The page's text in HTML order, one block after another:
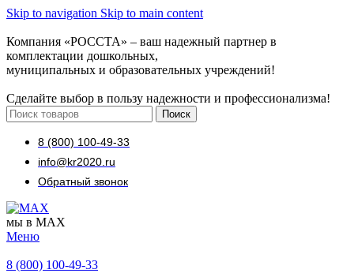
Skip to navigation Skip to main content
Компания «РОССТА» – ваш надежный партнер в
комплектации дошкольных,
муниципальных и образовательных учреждений!
Сделайте выбор в пользу надежности и профессионализма!
Поиск
8 (800) 100-49-33
info@kr2020.ru
Обратный звонок
мы в MAX
Меню
8 (800) 100-49-33